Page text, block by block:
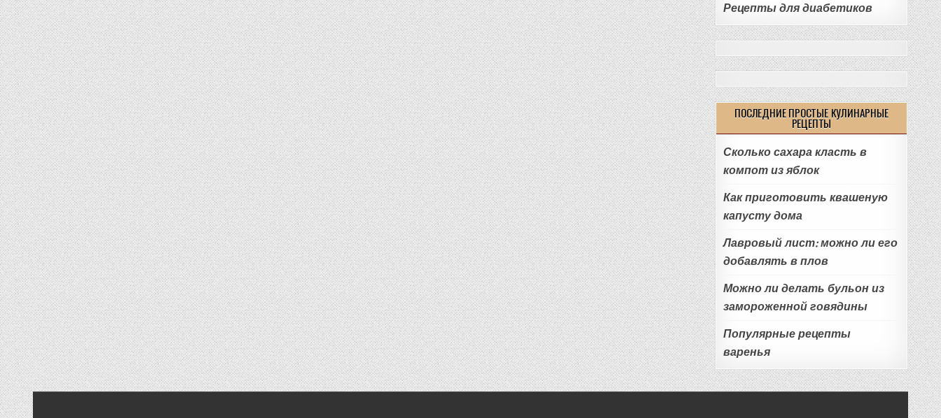
Рецепты для диабетиков
ПОСЛЕДНИЕ ПРОСТЫЕ КУЛИНАРНЫЕ
РЕЦЕПТЫ
Сколько сахара класть в
компот из яблок
Как приготовить квашеную
капусту дома
Лавровый лист: можно ли его
добавлять в плов
Можно ли делать бульон из
замороженной говядины
Популярные рецепты
варенья